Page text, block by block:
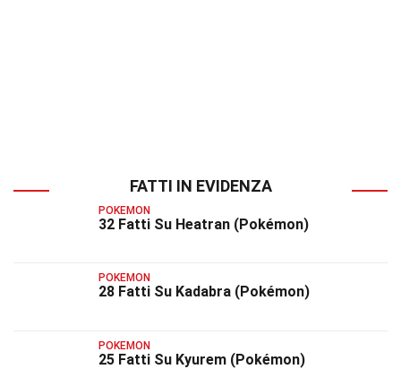
FATTI IN EVIDENZA
POKEMON
32 Fatti Su Heatran (Pokémon)
POKEMON
28 Fatti Su Kadabra (Pokémon)
POKEMON
25 Fatti Su Kyurem (Pokémon)